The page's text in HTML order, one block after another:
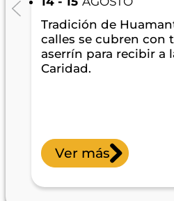
Tradición de
calles se cubren con
aserrín para recibir a
Caridad.
Ver más